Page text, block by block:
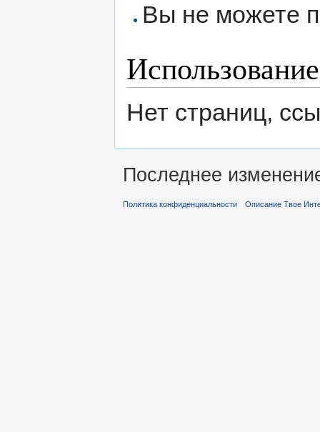
Вы не можете
Нет страниц,
Последнее
Политика конфиденциальности Описание Твое